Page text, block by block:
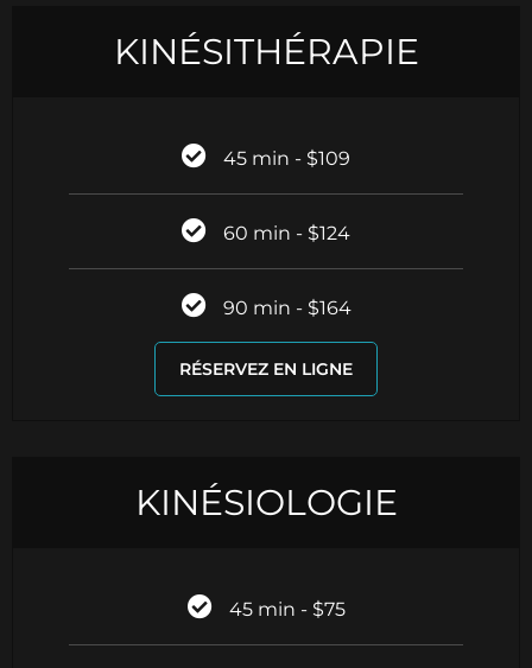
KINÉSITHÉRAPIE
45 min - $109
60 min - $124
90 min - $164
RÉSERVEZ EN LIGNE
KINÉSIOLOGIE
45 min - $75